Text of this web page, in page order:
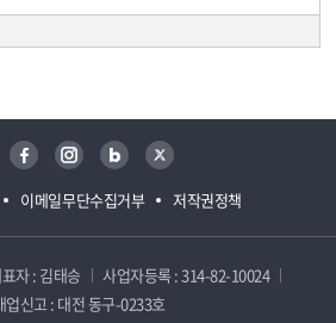
이메일무단수집거부 저작권정책
페이스북 인스타그램 블로그 트위터
자 : 김태승
사업자등록 : 314-82-10024
업신고 : 대전 동구-0233호